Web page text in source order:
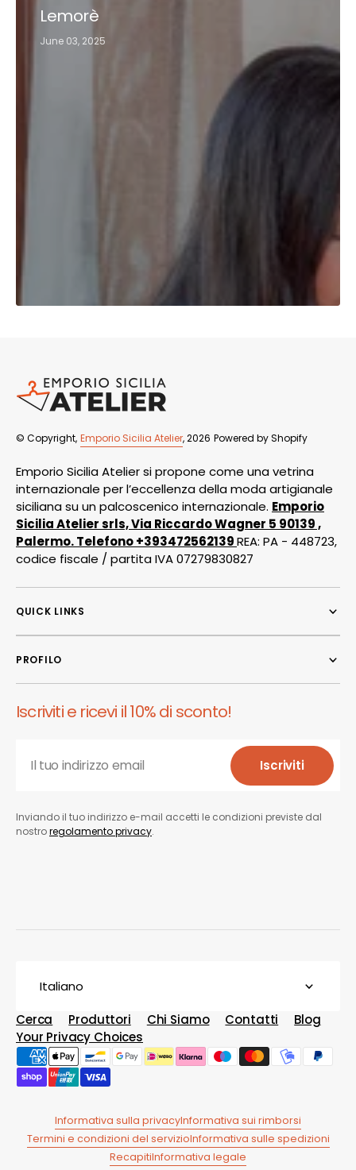
Lemorè
June 03, 2025
© Copyright, Emporio Sicilia Atelier, 2026 Powered by Shopify
Emporio Sicilia Atelier si propone come una vetrina
internazionale per l’eccellenza della moda artigianale
siciliana su un palcoscenico internazionale. Emporio
Sicilia Atelier srls, Via Riccardo Wagner 5 90139 ,
Palermo. Telefono +393472562139REA: PA - 448723,
codice fiscale / partita IVA 07279830827
QUICK LINKS
PROFILO
Iscriviti e ricevi il 10% di sconto!
Il tuo indirizzo email
Iscriviti
Inviando il tuo indirizzo e-mail accetti le condizioni previste dal
nostroregolamento privacy.
Italiano
Cerca
Produttori Chi Siamo Contatti
Blog
Your Privacy Choices
Informativa sulla privacyInformativa sui rimborsi
Termini e condizioni del servizioInformativa sulle spedizioni
RecapitiInformativa legale